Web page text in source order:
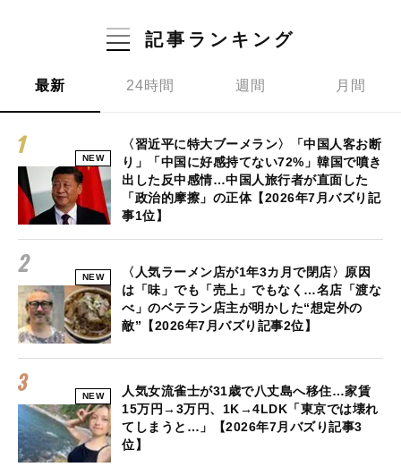
記事ランキング
最新 24時間 週間 月間
NEW
〈習近平に特大ブーメラン〉「中国人客お断
り」「中国に好感持てない72%」韓国で噴き
出した反中感情…中国人旅行者が直面した
「政治的摩擦」の正体【2026年7月バズり記
事1位】
NEW
〈人気ラーメン店が1年3カ月で閉店〉原因
は「味」でも「売上」でもなく…名店「渡な
べ」のベテラン店主が明かした“想定外の
敵”【2026年7月バズり記事2位】
NEW
人気女流雀士が31歳で八丈島へ移住…家賃
15万円→3万円、1K→4LDK「東京では壊れ
てしまうと…」【2026年7月バズり記事3
位】